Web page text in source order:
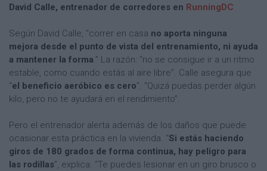
David Calle, entrenador de corredores en RunningDC
Según David Calle, “correr en casa no aporta ninguna
mejora desde el punto de vista del entrenamiento, ni ayuda
a mantener la forma.” La razón: “no se consigue ir a un ritmo
estable, como cuando estás al aire libre”. Calle asegura que
“el beneficio aeróbico es cero”. “Quizá puedas perder algún
kilo, pero no te ayudará en el rendimiento”.
Pero el entrenador alerta además de los daños que puede
ocasionar esta práctica en la vivienda. “Si estás haciendo
giros de 180 grados de forma continua, hay peligro para
las rodillas”, explica. “Te puedes lesionar en un giro brusco o